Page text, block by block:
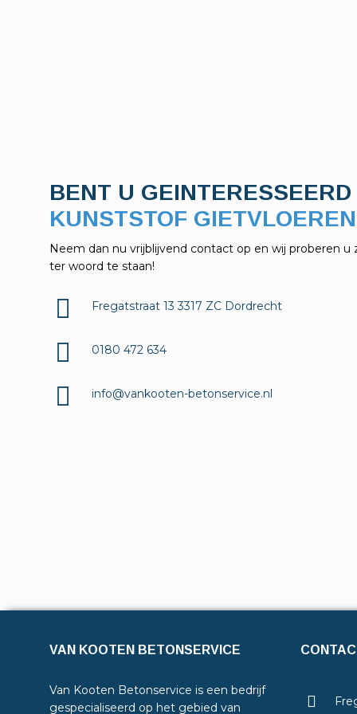
BENT U GEINTERESSEERD
KELDERAFDICHTINGEN?
Neem dan nu vrijblijvend contact op en wij proberen u
ter woord te staan!
Fregatstraat 13 3317 ZC Dordrecht
0180 472 634
info@vankooten-betonservice.nl
VAN KOOTEN BETONSERVICE
Van Kooten Betonservice is een bedrijf
gespecialiseerd op het gebied van